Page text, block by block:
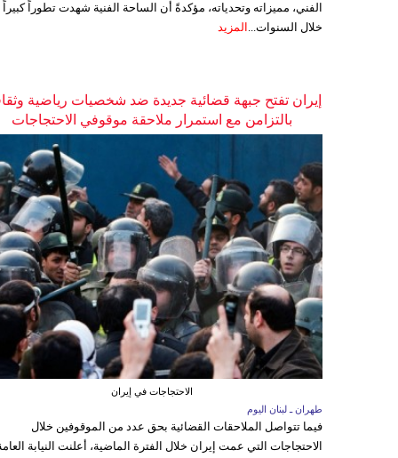
الفني، مميزاته وتحدياته، مؤكدةً أن الساحة الفنية شهدت تطوراً كبيراً
خلال السنوات... المزيد
إيران تفتح جبهة قضائية جديدة ضد شخصيات رياضية
بالتزامن مع استمرار ملاحقة موقوفي الاحتجاجات
الاحتجاجات في إيران
طهران ـ لبنان اليوم
فيما تتواصل الملاحقات القضائية بحق عدد من الموقوفين خلال
الاحتجاجات التي عمت إيران خلال الفترة الماضية، أعلنت النيابة